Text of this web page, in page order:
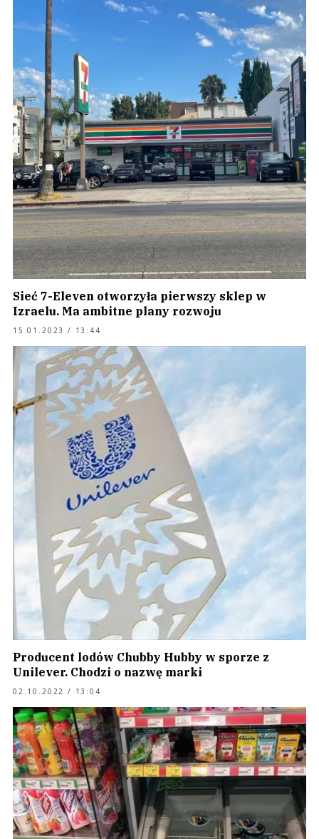
Sieć 7-Eleven otworzyła pierwszy sklep w
Izraelu. Ma ambitne plany rozwoju
15.01.2023 / 13:44
Producent lodów Chubby Hubby w sporze z
Unilever. Chodzi o nazwę marki
02.10.2022 / 13:04